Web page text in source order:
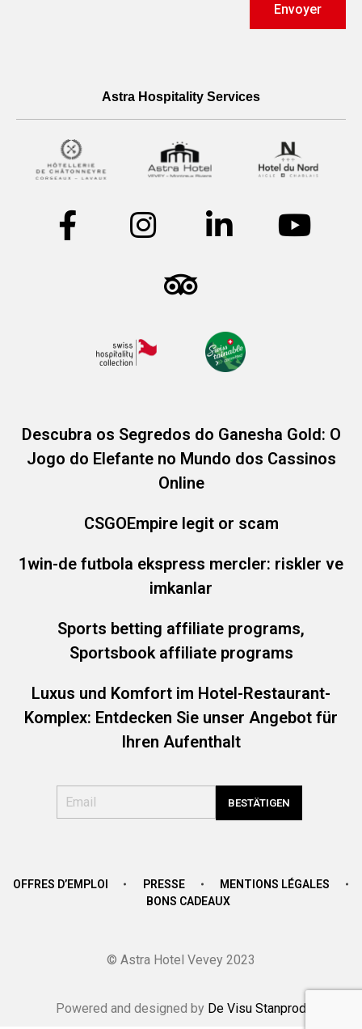
Envoyer
Astra Hospitality Services
Descubra os Segredos do Ganesha Gold: O
Jogo do Elefante no Mundo dos Cassinos
Online
CSGOEmpire legit or scam
1win-de futbola ekspress mercler: riskler ve
imkanlar
Sports betting affiliate programs,
Sportsbook affiliate programs
Luxus und Komfort im Hotel-Restaurant-
Komplex: Entdecken Sie unser Angebot für
Ihren Aufenthalt
OFFRES D’EMPLOI PRESSE
MENTIONS LÉGALES
BONS CADEAUX
© Astra Hotel Vevey 2023
Powered and designed by De Visu Stanprod